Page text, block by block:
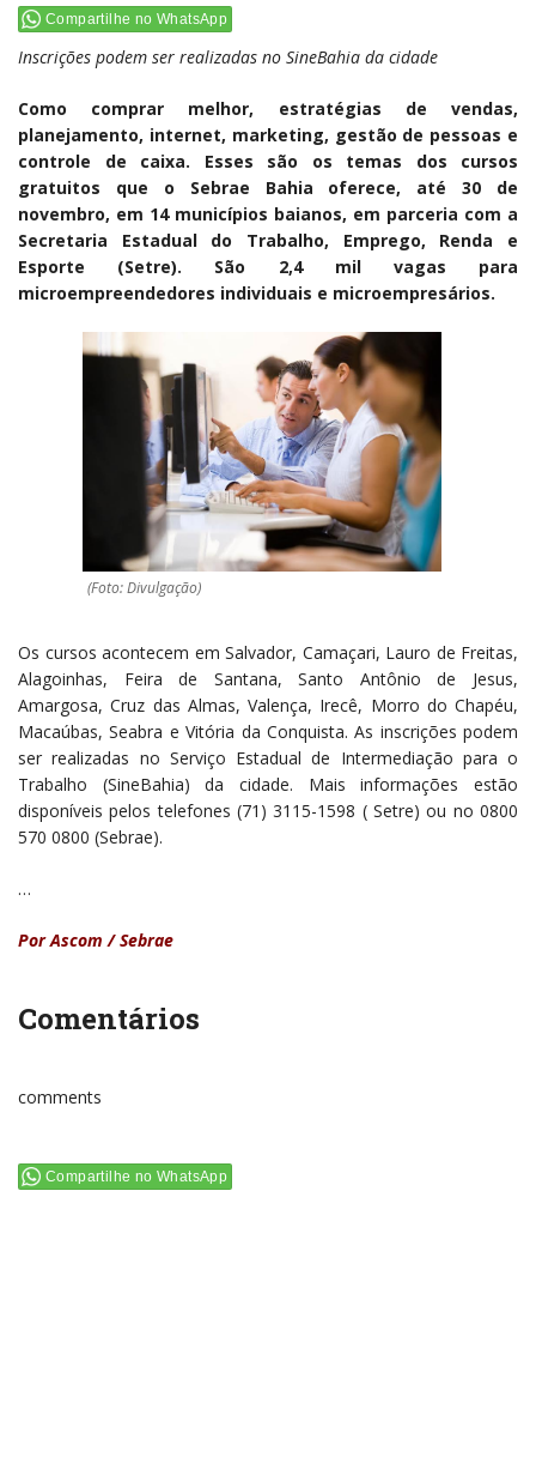
Compartilhe no WhatsApp
Inscrições podem ser realizadas no SineBahia da cidade
Como comprar melhor, estratégias de vendas,
planejamento, internet, marketing, gestão de pessoas e
controle de caixa. Esses são os temas dos cursos
gratuitos que o Sebrae Bahia oferece, até 30 de
novembro, em 14 municípios baianos, em parceria com a
Secretaria Estadual do Trabalho, Emprego, Renda e
Esporte (Setre). São 2,4 mil vagas para
microempreendedores individuais e microempresários.
(Foto: Divulgação)
Os cursos acontecem em Salvador, Camaçari, Lauro de Freitas,
Alagoinhas, Feira de Santana, Santo Antônio de Jesus,
Amargosa, Cruz das Almas, Valença, Irecê, Morro do Chapéu,
Macaúbas, Seabra e Vitória da Conquista. As inscrições podem
ser realizadas no Serviço Estadual de Intermediação para o
Trabalho (SineBahia) da cidade. Mais informações estão
disponíveis pelos telefones (71) 3115-1598 ( Setre) ou no 0800
570 0800 (Sebrae).
…
Por Ascom / Sebrae
Comentários
comments
Compartilhe no WhatsApp